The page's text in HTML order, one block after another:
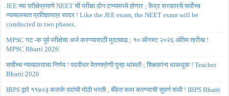
JEE च्या परीक्षेप्रमाणे NEET ची परीक्षा दोन टप्प्यामध्ये होणार ; केंद्र सरकारचे सर्वोच्च
न्यायालयात प्रतिज्ञापत्र सादर ! Like the JEE exam, the NEET exam will be
conducted in two phases.
MPSC गट -क पूर्व परीक्षेचा अर्ज करण्यासाठी मुदतवाढ ; १० ऑगस्ट २०२६ अंतिम तारीख !
MPSC Bharti 2026
सर्वोच्च न्यायालयाचा निर्णय ! पदवीधर वेतनश्रेणी पुन्हा थांबली ; शिक्षकांना धाकधूक ! Teacher
Bharti 2026
IBPS द्वारे ११४०३ कलर्क पदांची मोठी भरती ; बँकेत काम करण्याची सुवर्ण संधी ! IBPS Bharti